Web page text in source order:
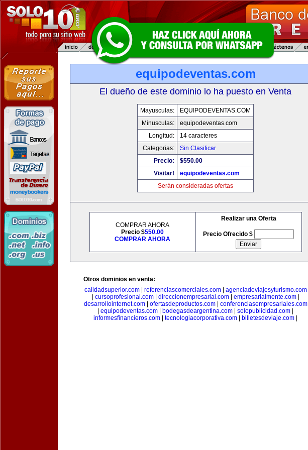
equipodeventas.com
El dueño de este dominio lo ha puesto en Venta
Mayusculas:
EQUIPODEVENTAS.COM
Minusculas:
equipodeventas.com
Longitud:
14 caracteres
Categorias:
Sin Clasificar
Precio:
$550.00
Visitar!
equipodeventas.com
Serán consideradas ofertas
COMPRAR AHORA
Precio $550.00
COMPRAR AHORA
Realizar una Oferta
Precio Ofrecido $
Otros dominios en venta:
calidadsuperior.com| referenciascomerciales.com| agenciadeviajesyturismo.com
cursoprofesional.com| direccionempresarial.com| empresarialmente.com|
desarrollointernet.com| ofertasdeproductos.com| conferenciasempresariales.com
equipodeventas.com bodegasdeargentina.com solopublicidad.com
informesfinancieros.com
tecnologiacorporativa.com billetesdeviaje.com